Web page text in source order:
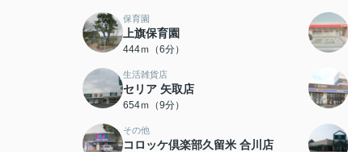
保育園
上旗保育園
444ｍ（6分）
生活雑貨店
セリア 矢取店
654ｍ（9分）
その他
コロッケ倶楽部久留米 合川店